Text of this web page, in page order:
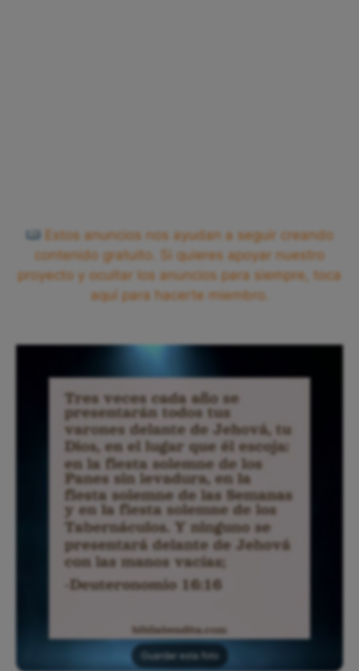
Estos anuncios nos ayudan a seguir creando
contenido gratuito. Si quieres apoyar nuestro
proyecto y ocultar los anuncios para siempre, toca
aquí para hacerte miembro.
Guardar esta foto